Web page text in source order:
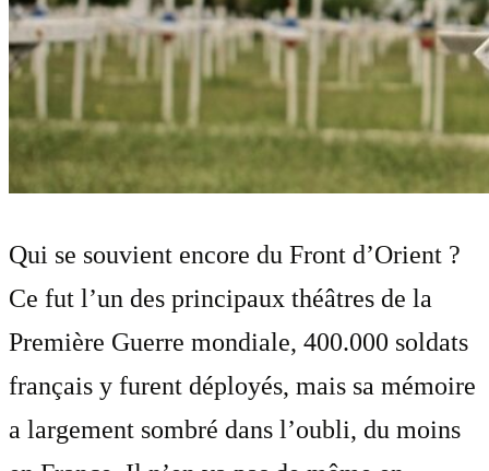
Qui se souvient encore du Front d’Orient ?
Ce fut l’un des principaux théâtres de la
Première Guerre mondiale, 400.000 soldats
français y furent déployés, mais sa mémoire
a largement sombré dans l’oubli, du moins